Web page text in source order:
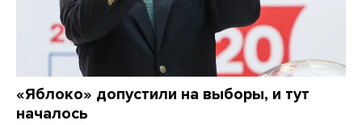
«Яблоко» допустили на выборы, и тут
началось